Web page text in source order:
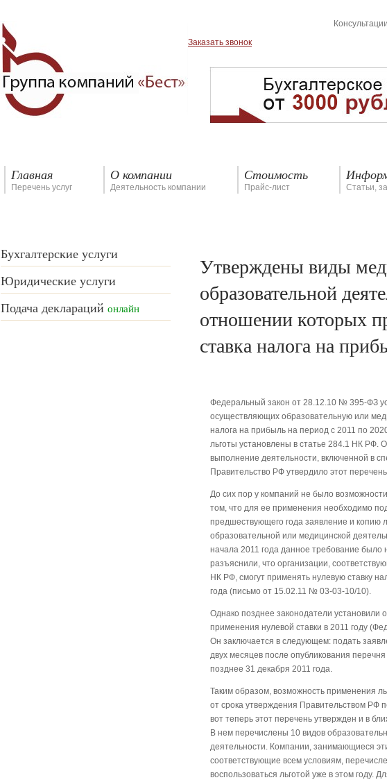
Заказать звонок
Главная
Перечень услуг
О компании
Деятельность компании
Стоимость
Прайс-лист Статьи,
Бухгалтерские услуги
Юридические услуги
Подача деклараций онлайн
Утверждены виды
образовательной
отношении которых
ставка налога на
Федеральный закон от 28.12.10 № 395-ФЗ
осуществляющих образовательную или
налога на прибыль на период с 2011 по
льготы установлены в статье 284.1 НК РФ.
выполнение деятельности, включенной в
Правительство РФ утвердило этот
До сих пор у компаний не было
том, что для ее применения необходимо
предшествующего года заявление и копию
образовательной или медицинской
начала 2011 года данное требование
разъяснили, что организации,
НК РФ, смогут применять нулевую ставку
года (письмо от 15.02.11 № 03-03-10/10).
Однако позднее законодатели установили
применения нулевой ставки в 2011 году
Он заключается в следующем: подать
двух месяцев после опубликования
позднее 31 декабря 2011 года.
Таким образом, возможность применения
от срока утверждения Правительством РФ
вот теперь этот перечень утвержден и в
В нем перечислены 10 видов
деятельности. Компании, занимающиеся
соответствующие всем условиям,
воспользоваться льготой уже в этом году.